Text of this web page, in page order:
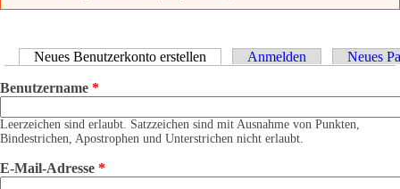
Haupt-Reiter
Neues Benutzerkonto erstellen (aktiver Reiter)
Anmelden Neues
Benutzername *
Leerzeichen sind erlaubt. Satzzeichen sind mit Ausnahme von Punkten,
Bindestrichen, Apostrophen und Unterstrichen nicht erlaubt.
E-Mail-Adresse *